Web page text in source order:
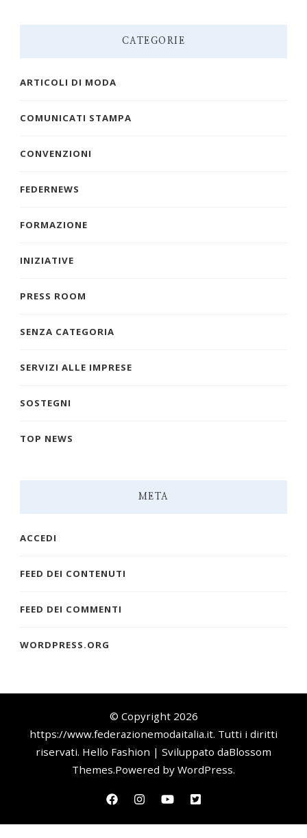
CATEGORIE
ARTICOLI DI MODA
COMUNICATI STAMPA
CONVENZIONI
FEDERNEWS
FORMAZIONE
INIZIATIVE
PRESS ROOM
SENZA CATEGORIA
SERVIZI ALLE IMPRESE
SOSTEGNI
TOP NEWS
META
ACCEDI
FEED DEI CONTENUTI
FEED DEI COMMENTI
WORDPRESS.ORG
© Copyright 2026
https://www.federazionemodaitalia.it. Tutti i diritti
riservati. Hello Fashion | Sviluppato daBlossom
Themes.Powered by WordPress.